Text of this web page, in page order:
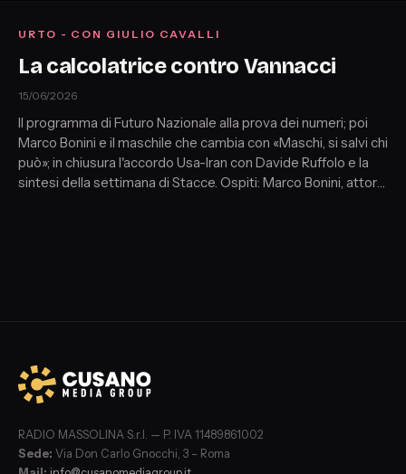
URTO - CON GIULIO CAVALLI
La calcolatrice contro Vannacci
15/06/2026
Il programma di Futuro Nazionale alla prova dei numeri; poi
Marco Bonini e il maschile che cambia con «Maschi, si salvi chi
può»; in chiusura l'accordo Usa-Iran con Davide Ruffolo e la
sintesi della settimana di Stacce. Ospiti: Marco Bonini, attore
RADIO MASSOLINA S.r.l. — P. IVA 11489861002
Sede: Via Don Carlo Gnocchi, 3 – Roma